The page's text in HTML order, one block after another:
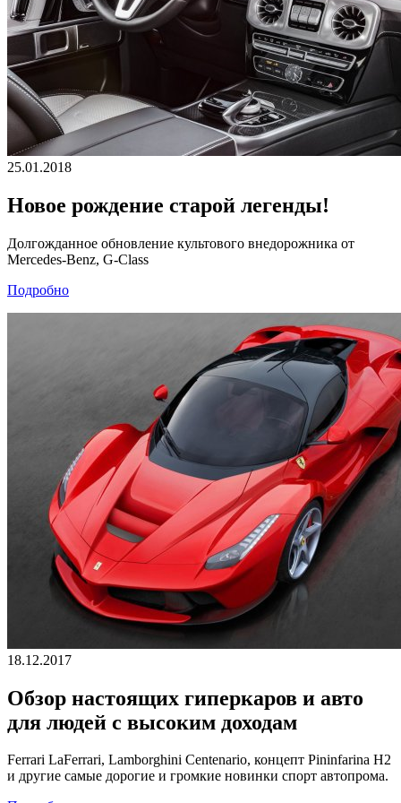
25.01.2018
Новое рождение старой легенды!
Долгожданное обновление культового внедорожника от
Mercedes-Benz, G-Class
Подробно
18.12.2017
Обзор настоящих гиперкаров и авто
для людей с высоким доходам
Ferrari LaFerrari, Lamborghini Centenario, концепт Pininfarina H2
и другие самые дорогие и громкие новинки спорт автопрома.